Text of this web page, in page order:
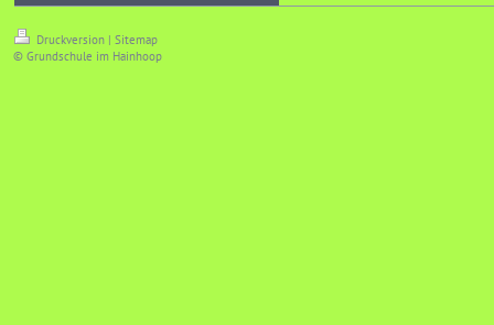
Druckversion | Sitemap
© Grundschule im Hainhoop